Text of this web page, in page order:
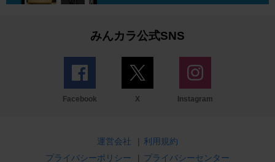
みんカラ公式SNS
Facebook X Instagram
運営会社 | 利用規約
プライバシーポリシー
| プライバシーセンター